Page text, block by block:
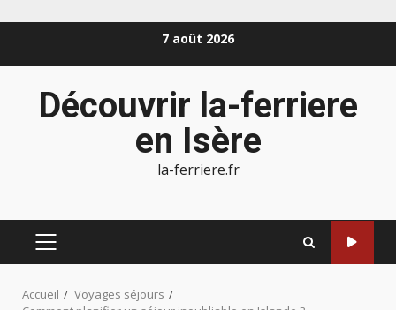
7 août 2026
Découvrir la-ferriere
en Isère
la-ferriere.fr
MENU
Accueil
Voyages séjours